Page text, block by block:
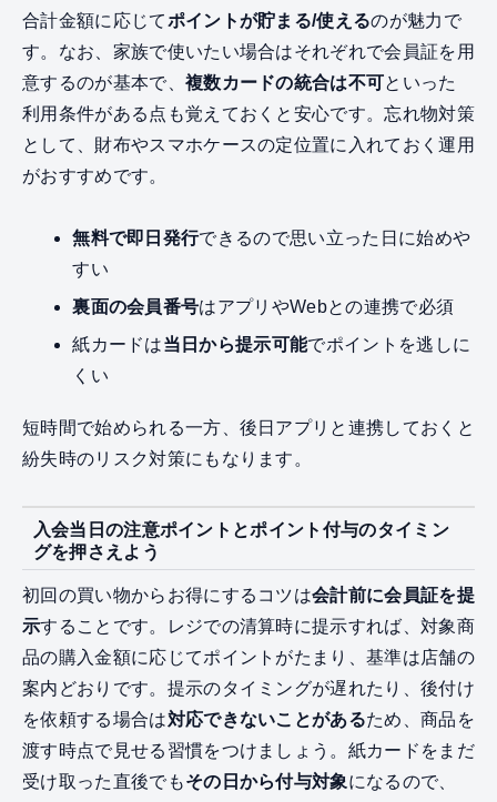
合計金額に応じてポイントが貯まる/使えるのが魅力で
す。なお、家族で使いたい場合はそれぞれで会員証を用
意するのが基本で、 複数カードの統合は不可といった
利用条件がある点も覚えておくと安心です。忘れ物対策
として、財布やスマホケースの定位置に入れておく運用
がおすすめです。
無料で即日発行できるので思い立った日に始めや
すい
裏面の会員番号はアプリやWebとの連携で必須
紙カードは当日から提示可能でポイントを逃しに
くい
短時間で始められる一方、後日アプリと連携しておくと
紛失時のリスク対策にもなります。
入会当日の注意ポイントとポイント付与のタイミン
グを押さえよう
初回の買い物からお得にするコツは会計前に会員証を提
示することです。レジでの清算時に提示すれば、対象商
品の購入金額に応じてポイントがたまり、基準は店舗の
案内どおりです。提示のタイミングが遅れたり、後付け
を依頼する場合は対応できないことがあるため、商品を
渡す時点で見せる習慣をつけましょう。紙カードをまだ
受け取った直後でもその日から付与対象になるので、